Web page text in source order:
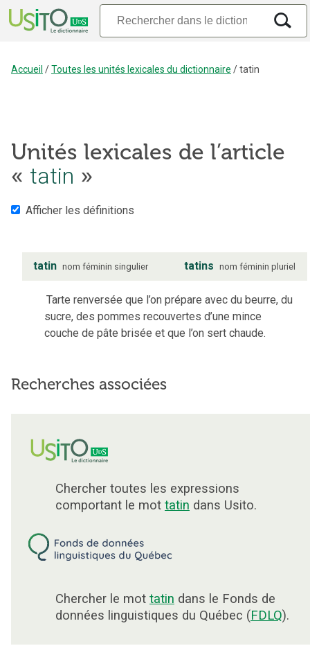
Accueil /Toutes les unités lexicales du dictionnaire /tatin
Unités lexicales de l’article
« tatin »
Afficher les définitions
tatin nom féminin singulier tatins nom féminin pluriel
Tarte renversée que l’on prépare avec du beurre, du
sucre, des pommes recouvertes d’une mince
couche de pâte brisée et que l’on sert chaude.
Recherches associées
Chercher toutes les expressions
comportant le mot tatin dans Usito.
Chercher le mot tatin dans le Fonds de
données linguistiques du Québec (FDLQ).